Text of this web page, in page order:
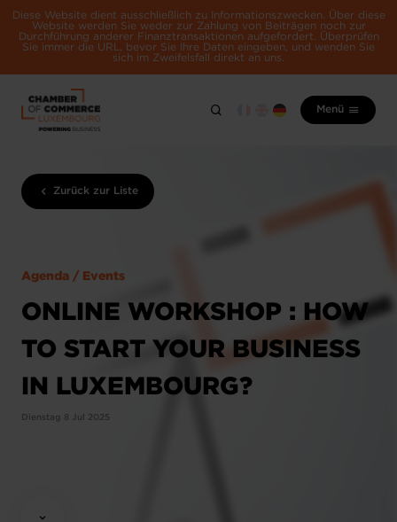
Diese Website dient ausschließlich zu Informationszwecken. Über diese
Website werden Sie weder zur Zahlung von Beiträgen noch zur
Durchführung anderer Finanztransaktionen aufgefordert. Überprüfen
Sie immer die URL, bevor Sie Ihre Daten eingeben, und wenden Sie
sich im Zweifelsfall direkt an uns.
Menü
Zurück zur Liste
Agenda / Events
ONLINE WORKSHOP : HOW
TO START YOUR BUSINESS
IN LUXEMBOURG?
Dienstag 8 Jul 2025